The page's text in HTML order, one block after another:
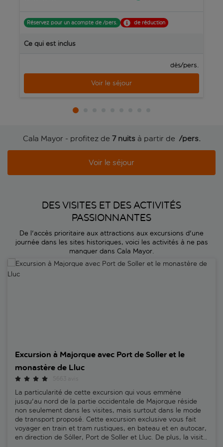
Réservez pour un acompte de /pers. de réduction
Ce qui est inclus
dès/pers.
Voir le séjour
Cala Mayor - profitez de 7 nuitsà partir de /pers.
Voir le séjour
DES VISITES ET DES ACTIVITÉS
PASSIONNANTES
De l'accès prioritaire aux attractions aux excursions d'une
journée dans les sites historiques, voici les activités à ne pas
manquer dans Cala Mayor.
Excursion à Majorque avec Port de Soller et le monastère de Lluc
Excursion à Majorque avec Port de Soller et le
monastère de Lluc
La particularité de cette excursion qui vous emmène
jusqu'au nord de la partie occidentale de Majorque réside
non seulement dans les visites, mais surtout dans le mode
de transport proposé. Cette excursion exclusive vous fait
voyager en train et tram rustiques, en bateau et en autocar,
en direction de Sóller, Port de Soller et Lluc. De plus, la visite